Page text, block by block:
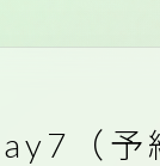
（予